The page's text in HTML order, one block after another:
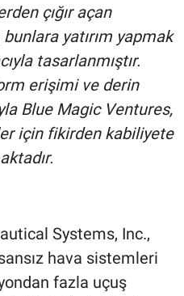
çığır açan
yatırım yapmak
tasarlanmıştır.
erişimi ve derin
Blue Magic Ventures,
için fikirden kabiliyete
Systems, Inc.,
hava sistemleri
fazla uçuş